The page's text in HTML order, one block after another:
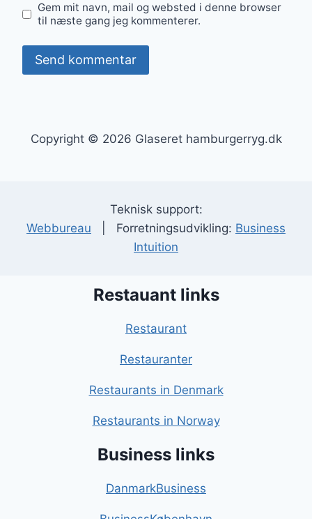
Gem mit navn, mail og websted i denne browser
til næste gang jeg kommenterer.
Copyright © 2026 Glaseret hamburgerryg.dk
Teknisk support:
Webbureau | Forretningsudvikling: Business
Intuition
Restauant links
Restaurant
Restauranter
Restaurants in Denmark
Restaurants in Norway
Business links
DanmarkBusiness